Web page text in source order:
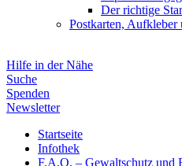
Der richtige
Postkarten, Aufkleber
Hilfe in der Nähe
Suche
Spenden
Newsletter
Startseite
Infothek
F.A.Q. – Gewaltschutz und